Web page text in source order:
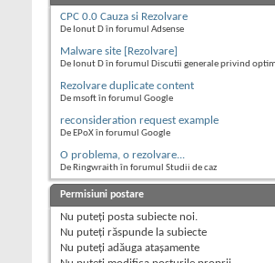
CPC 0.0 Cauza si Rezolvare
De Ionut D în forumul Adsense
Malware site [Rezolvare]
De Ionut D în forumul Discutii generale privind
Rezolvare duplicate content
De msoft în forumul Google
reconsideration request example
De EPoX în forumul Google
O problema, o rezolvare...
De Ringwraith în forumul Studii de caz
Permisiuni postare
Nu puteţi posta subiecte noi.
Nu puteţi răspunde la subiecte
Nu puteţi adăuga ataşamente